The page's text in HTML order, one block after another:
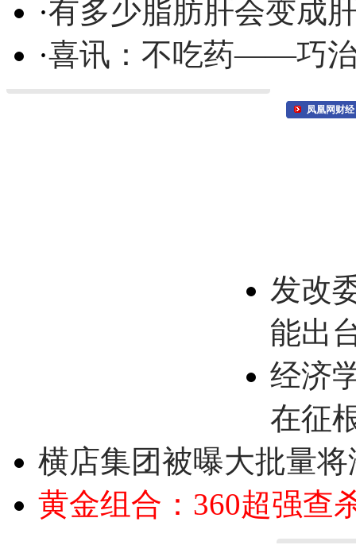
·有多少脂肪肝会变成
·喜讯：不吃药——巧
凤凰网财经
发改
能出
经济
在征
横店集团被曝大批量
黄金组合：360超强查